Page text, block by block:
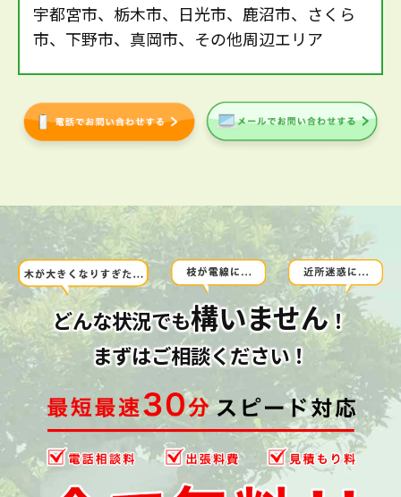
宇都宮市、栃木市、日光市、鹿沼市、さくら
市、下野市、真岡市、その他周辺エリア
どんな状況でも構いません！
まずはご相談ください！